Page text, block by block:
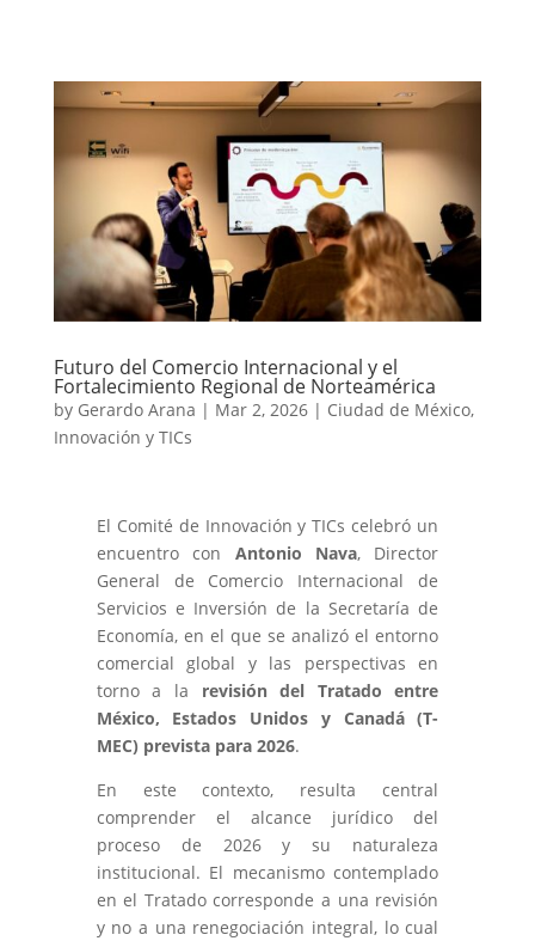
Futuro del Comercio Internacional y el
Fortalecimiento Regional de Norteamérica
by Gerardo Arana | Mar 2, 2026| Ciudad de México,
Innovación y TICs
El Comité de Innovación y TICs celebró un
encuentro con Antonio Nava, Director
General de Comercio Internacional de
Servicios e Inversión de la Secretaría de
Economía, en el que se analizó el entorno
comercial global y las perspectivas en
torno a la revisión del Tratado entre
México, Estados Unidos y Canadá (T-
MEC) prevista para 2026.
En este contexto, resulta central
comprender el alcance jurídico del
proceso de 2026 y su naturaleza
institucional. El mecanismo contemplado
en el Tratado corresponde a una revisión
y no a una renegociación integral, lo cual